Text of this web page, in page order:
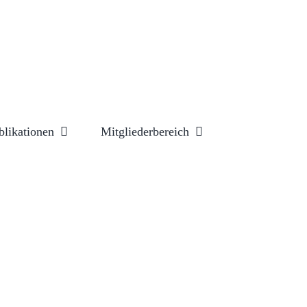
Mitgliederbereich